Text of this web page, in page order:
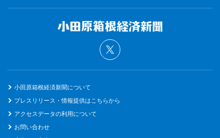
小田原箱根経済新聞について
プレスリリース・情報提供はこちらから
アクセスデータの利用について
お問い合わせ